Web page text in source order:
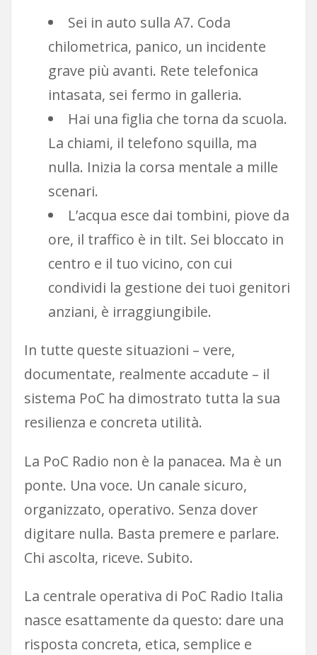
Sei in auto sulla A7. Coda
chilometrica, panico, un incidente
grave più avanti. Rete telefonica
intasata, sei fermo in galleria.
Hai una figlia che torna da scuola.
La chiami, il telefono squilla, ma
nulla. Inizia la corsa mentale a mille
scenari.
L’acqua esce dai tombini, piove da
ore, il traffico è in tilt. Sei bloccato in
centro e il tuo vicino, con cui
condividi la gestione dei tuoi genitori
anziani, è irraggiungibile.
In tutte queste situazioni – vere,
documentate, realmente accadute – il
sistema PoC ha dimostrato tutta la sua
resilienza e concreta utilità.
La PoC Radio non è la panacea. Ma è un
ponte. Una voce. Un canale sicuro,
organizzato, operativo. Senza dover
digitare nulla. Basta premere e parlare.
Chi ascolta, riceve. Subito.
La centrale operativa di PoC Radio Italia
nasce esattamente da questo: dare una
risposta concreta, etica, semplice e